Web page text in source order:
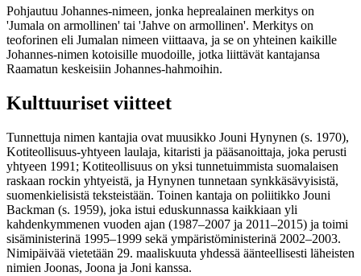
Pohjautuu Johannes-nimeen, jonka heprealainen merkitys on
'Jumala on armollinen' tai 'Jahve on armollinen'. Merkitys on
teoforinen eli Jumalan nimeen viittaava, ja se on yhteinen kaikille
Johannes-nimen kotoisille muodoille, jotka liittävät kantajansa
Raamatun keskeisiin Johannes-hahmoihin.
Kulttuuriset viitteet
Tunnettuja nimen kantajia ovat muusikko Jouni Hynynen (s. 1970),
Kotiteollisuus-yhtyeen laulaja, kitaristi ja pääsanoittaja, joka perusti
yhtyeen 1991; Kotiteollisuus on yksi tunnetuimmista suomalaisen
raskaan rockin yhtyeistä, ja Hynynen tunnetaan synkkäsävyisistä,
suomenkielisistä teksteistään. Toinen kantaja on poliitikko Jouni
Backman (s. 1959), joka istui eduskunnassa kaikkiaan yli
kahdenkymmenen vuoden ajan (1987–2007 ja 2011–2015) ja toimi
sisäministerinä 1995–1999 sekä ympäristöministerinä 2002–2003.
Nimipäivää vietetään 29. maaliskuuta yhdessä äänteellisesti läheisten
nimien Joonas, Joona ja Joni kanssa.